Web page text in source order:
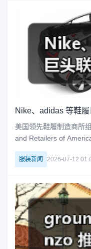
Nike、adidas 等鞋
美国领先鞋履制造商所
and Retailers of
开信，呼吁将鞋类产品
税，可能导致鞋价大幅
服装新闻 2026-07-12